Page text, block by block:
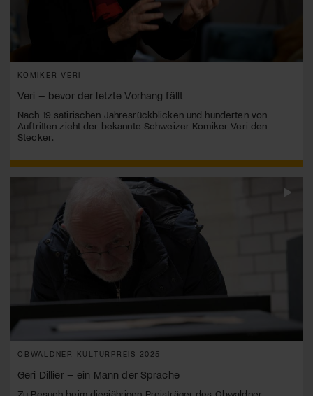
KOMIKER VERI
Veri – bevor der letzte Vorhang fällt
Nach 19 satirischen Jahresrückblicken und hunderten von
Auftritten zieht der bekannte Schweizer Komiker Veri den
Stecker.
OBWALDNER KULTURPREIS 2025
Geri Dillier – ein Mann der Sprache
Zu Besuch beim diesjährigen Preisträger des Obwaldner